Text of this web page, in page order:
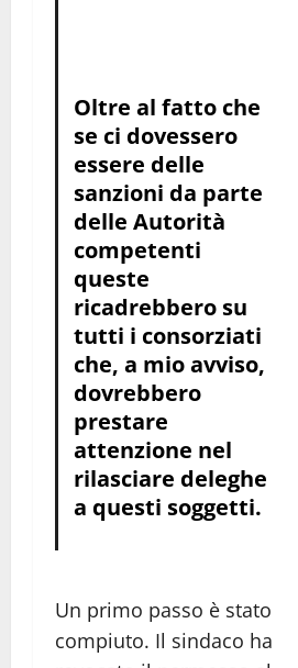
Oltre al fatto che
se ci dovessero
essere delle
sanzioni da parte
delle Autorità
competenti
queste
ricadrebbero su
tutti i consorziati
che, a mio avviso,
dovrebbero
prestare
attenzione nel
rilasciare deleghe
a questi soggetti.
Un primo passo è stato
compiuto. Il sindaco ha